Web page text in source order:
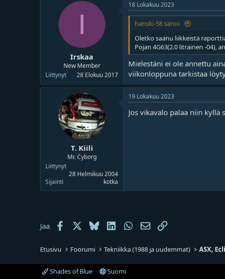
I
Irskaa
New Member
Liittynyt
28 Elokuu 2017
18 Lokakuu 2023
hanski-58 sanoi
Oletko saanu liikkeistä
Pojan 4G63(2.0 litrainen -04),
Mielestäni ei ole annettu
viikonloppuna tarkistaa
T. Kiili
Mr. Cyborg
Liittynyt
28 Helmikuu 2004
Sijainti
kotka
19 Lokakuu 2023
Jos vikavalo palaa niin
Jaa Facebook BlueskyLinkedInWhatsApp
Sähköposti
Linkki
Etusivu Foorumi Tekniikka (1988 ja uudemmat) ASX,
Shades of Blue Suomi